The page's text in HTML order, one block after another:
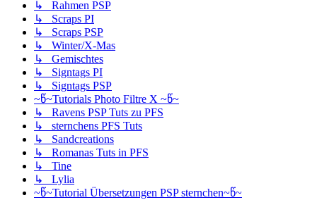
↳ Rahmen PSP
↳ Scraps PI
↳ Scraps PSP
↳ Winter/X-Mas
↳ Gemischtes
↳ Signtags PI
↳ Signtags PSP
~წ~Tutorials Photo Filtre X ~წ~
↳ Ravens PSP Tuts zu PFS
↳ sternchens PFS Tuts
↳ Sandcreations
↳ Romanas Tuts in PFS
↳ Tine
↳ Lylia
~წ~Tutorial Übersetzungen PSP sternchen~წ~